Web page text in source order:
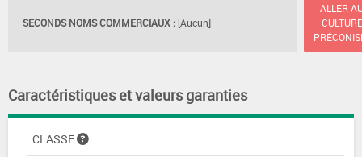
SECONDS NOMS COMMERCIAUX : [Aucun]
ALLER
Caractéristiques et valeurs garanties
CLASSE